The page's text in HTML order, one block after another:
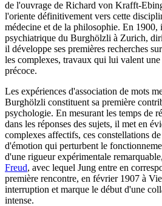
de l'ouvrage de Richard von Krafft-
l'oriente définitivement vers cette
médecine et de la philosophie. En
psychiatrique du Burghölzli à Zurich,
il développe ses premières recherches
les complexes, travaux qui lui valent
précoce.
Les expériences d'association de mots
Burghölzli constituent sa première
psychologie. En mesurant les temps de
dans les réponses des sujets, il met en
complexes affectifs, ces constellations
d'émotion qui perturbent le
d'une rigueur expérimentale
Freud, avec lequel Jung entre en
première rencontre, en février 1907 à
interruption et marque le début d'une
intense.